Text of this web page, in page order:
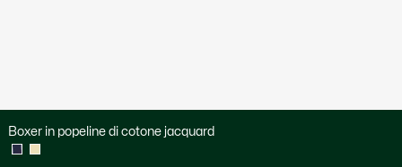
Boxer in popeline di cotone jacquard